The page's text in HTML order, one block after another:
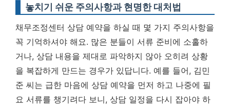
놓치기 쉬운 주의사항과 현명한 대처법
채무조정센터 상담 예약을 하실 때 몇 가지 주의사항을
꼭 기억하셔야 해요. 많은 분들이 서류 준비에 소홀하
거나, 상담 내용을 제대로 파악하지 않아 오히려 상황
을 복잡하게 만드는 경우가 있답니다. 예를 들어, 김민
준 씨는 급한 마음에 상담 예약을 먼저 하고 나중에 필
요 서류를 챙기려다 보니, 상담 일정을 다시 잡아야 하